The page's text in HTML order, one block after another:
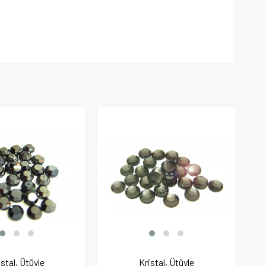
Ütüyle Kristal, Ütüyle